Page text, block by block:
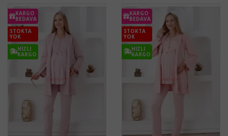
KARGO
BEDAVA
STOKTA
YOK
HIZLI
KARGO
KARGO
BEDAVA
STOKTA
YOK
HIZLI
KARGO